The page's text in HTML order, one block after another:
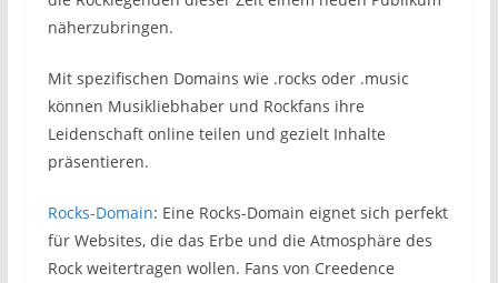
näherzubringen.
Mit spezifischen Domains wie .rocks oder .music
können Musikliebhaber und Rockfans ihre
Leidenschaft online teilen und gezielt Inhalte
präsentieren.
Rocks-Domain: Eine Rocks-Domain eignet sich perfekt
für Websites, die das Erbe und die Atmosphäre des
Rock weitertragen wollen. Fans von Creedence